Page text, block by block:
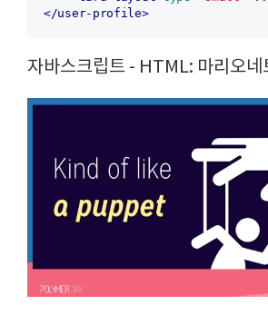
</user-profile>
자바스크립트 - HTML: 마리오네